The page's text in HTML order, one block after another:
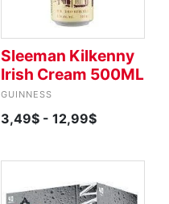
Sleeman Kilkenny
Irish Cream 500ML
GUINNESS
3,49$ - 12,99$